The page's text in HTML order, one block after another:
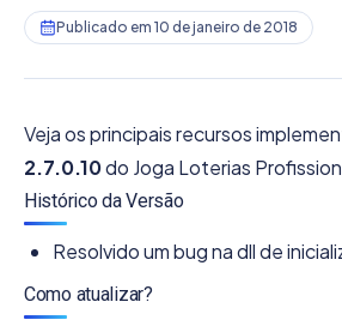
Publicado em 10 de janeiro de 2018
Veja os principais recursos
2.7.0.10do Joga Loterias
Histórico da Versão
Resolvido um bug na dll de
Como atualizar?